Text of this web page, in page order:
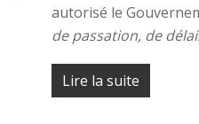
autorisé le
de passation, de
Lire la suite